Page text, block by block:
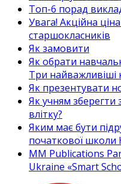
Топ-6 порад
Увага! Акційна
старшокласників
Як замовити
Як обрати
Три найважливіші
Як презентувати
Як учням зберегти
влітку?
Яким має бути
початкової
MM Publications
Ukraine «Smart